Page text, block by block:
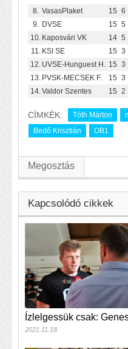
8.
VasasPlaket 15 6
9.
DVSE 15 5
10. Kaposvári VK 14 5
11.
KSI SE 15 3
12. UVSE-Hunguest H. 15 3
13. PVSK-MECSEK F. 15 3
14. Valdor Szentes 15 2
CÍMKÉK: Tóth Márton
Bedő Krisztián
OB1
Megosztás
Kapcsolódó cikkek
Ízlelgessük csak:
2021.11.18.